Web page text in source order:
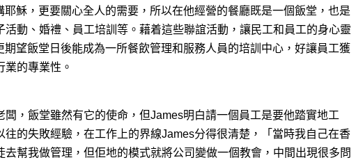
穌，更要關心全人的需要，所以在他經營的餐廳既是一個飯堂，也是
活動、婚禮、員工培訓等。藉着這些聯誼活動，讓民工和員工的身心靈
望飯堂日後能成為一所餐飲管理和服務人員的培訓中心，好讓員工獲
的專業性。
闆，飯堂雖然有它的使命，但James明白請一個員工是要他踏實地工
往的失敗經驗，在工作上的界線James分得很清楚，「當時我自己在香
去幫我做管理，但佢地的模式就將公司變做一個教會，中間出現很多問